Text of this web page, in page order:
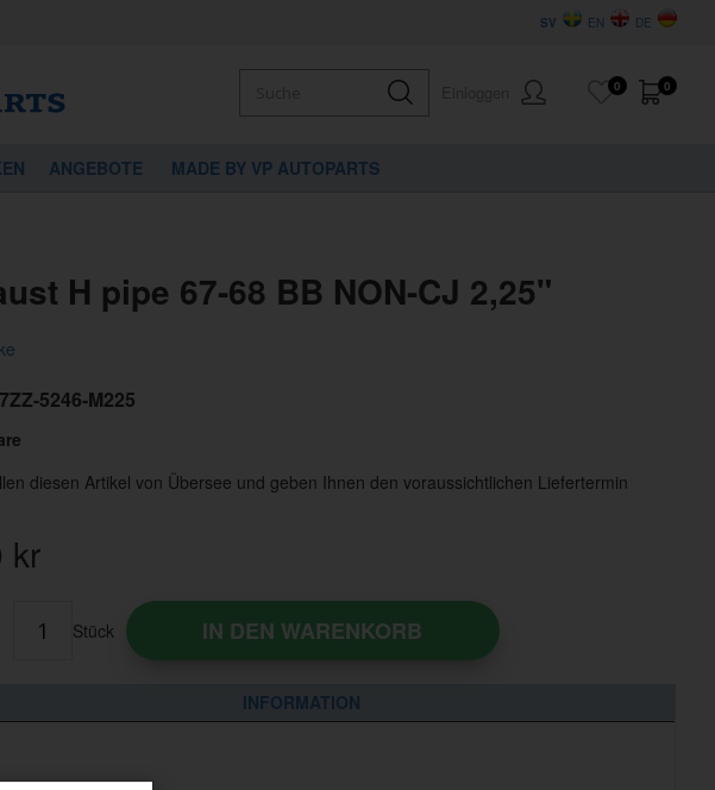
DE
EN
SV
0
0
ANGEBOTE MADE BY VP AUTOPARTS
H pipe 67-68 BB NON-CJ 2,25"
5246-M225
diesen Artikel von Übersee und geben Ihnen den voraussichtlichen Liefertermin
kr
Stück IN DEN WARENKORB
INFORMATION